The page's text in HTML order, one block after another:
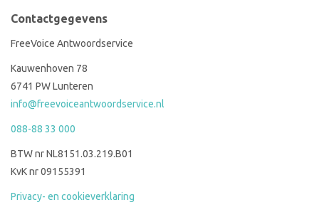
Contactgegevens
FreeVoice Antwoordservice
Kauwenhoven 78
6741 PW Lunteren
info@freevoiceantwoordservice.nl
088-88 33 000
BTW nr NL8151.03.219.B01
KvK nr 09155391
Privacy- en cookieverklaring